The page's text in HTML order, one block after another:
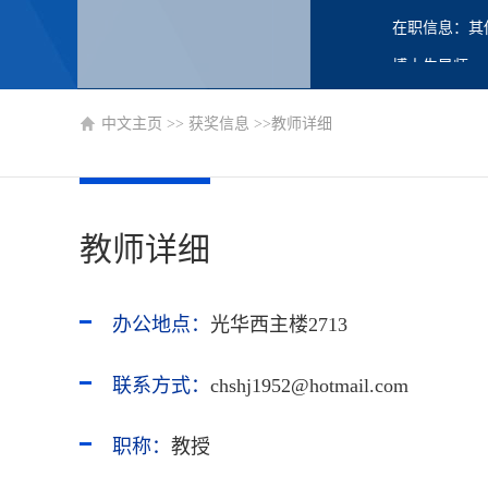
在职信息：其
博士生导师
中文主页 >> 获奖信息 >>教师详细
教师详细
办公地点： 光华西主楼2713
联系方式： chshj1952@hotmail.com
职称： 教授